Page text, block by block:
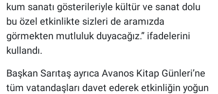
kum sanatı gösterileriyle kültür ve sanat dolu
bu özel etkinlikte sizleri de aramızda
görmekten mutluluk duyacağız.” ifadelerini
kullandı.
Başkan Sarıtaş ayrıca Avanos Kitap Günleri’ne
tüm vatandaşları davet ederek etkinliğin yoğun